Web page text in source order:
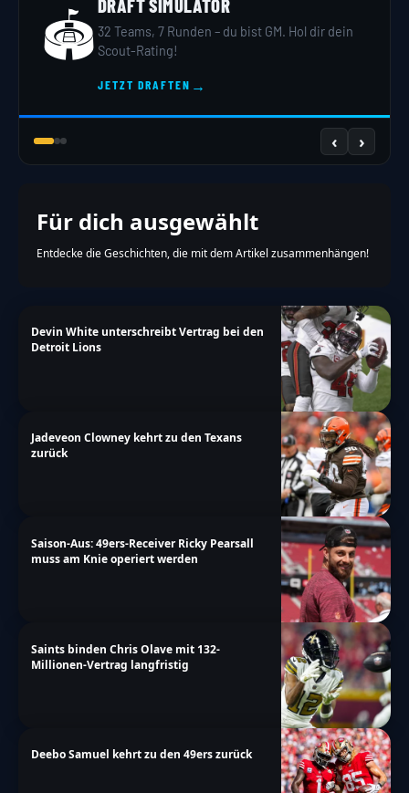
🏟️
DRAFT SIMULATOR
32 Teams, 7 Runden – du bist GM. Hol dir dein
Scout-Rating!
JETZT DRAFTEN →
‹ ›
Für dich ausgewählt
Entdecke die Geschichten, die mit dem Artikel zusammenhängen!
Devin White unterschreibt Vertrag bei den
Detroit Lions
Jadeveon Clowney kehrt zu den Texans
zurück
Saison-Aus: 49ers-Receiver Ricky Pearsall
muss am Knie operiert werden
Saints binden Chris Olave mit 132-
Millionen-Vertrag langfristig
Deebo Samuel kehrt zu den 49ers zurück